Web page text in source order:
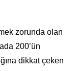
zorunda olan
200’ün
dikkat çeken